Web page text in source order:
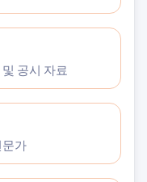
공시 자료
문가